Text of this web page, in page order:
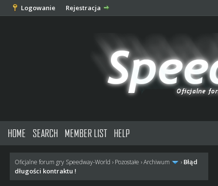
Logowanie Rejestracja
HOME SEARCH MEMBER LIST HELP
Oficjalne forum gry Speedway-World › Pozostałe ›Archiwum › Błąd
długości kontraktu !